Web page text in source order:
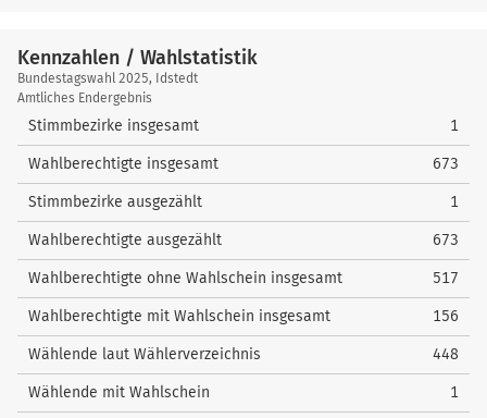
Kennzahlen / Wahlstatistik
Kennzahlen
/
Wahlstatistik
Bundestagswahl 2025, Idstedt
Amtliches Endergebnis
Stimmbezirke insgesamt 1
Wahlberechtigte insgesamt 673
Stimmbezirke ausgezählt 1
Wahlberechtigte ausgezählt 673
Wahlberechtigte ohne Wahlschein insgesamt 517
Wahlberechtigte mit Wahlschein insgesamt 156
Wählende laut Wählerverzeichnis 448
Wählende mit Wahlschein 1